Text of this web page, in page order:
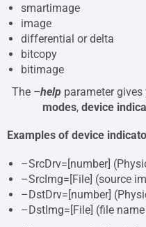
smartimage
image
differential or delta
bitcopy
bitimage
The –help parameter
modes, device
Examples of device
–SrcDrv=[number]
–SrcImg=[File] (source
–DstDrv=[number]
–DstImg=[File] (file